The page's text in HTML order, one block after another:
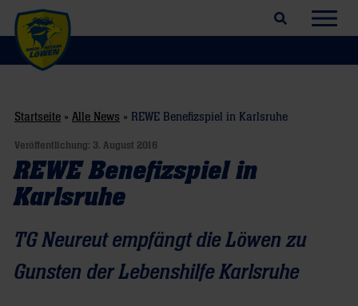
Suchfeld öffnen
Startseite » Alle News » REWE Benefizspiel in Karlsruhe
Veröffentlichung: 3. August 2016
REWE Benefizspiel in
Karlsruhe
TG Neureut empfängt die Löwen zu
Gunsten der Lebenshilfe Karlsruhe